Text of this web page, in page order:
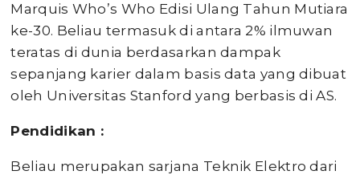
Marquis Who’s Who Edisi Ulang Tahun Mutiara
ke-30. Beliau termasuk di antara 2% ilmuwan
teratas di dunia berdasarkan dampak
sepanjang karier dalam basis data yang dibuat
oleh Universitas Stanford yang berbasis di AS.
Pendidikan :
Beliau merupakan sarjana Teknik Elektro dari